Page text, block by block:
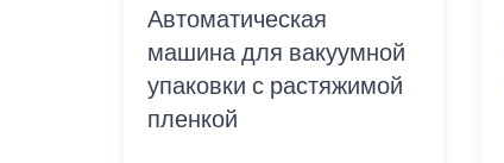
Автоматическая
машина для вакуумной
упаковки с растяжимой
пленкой